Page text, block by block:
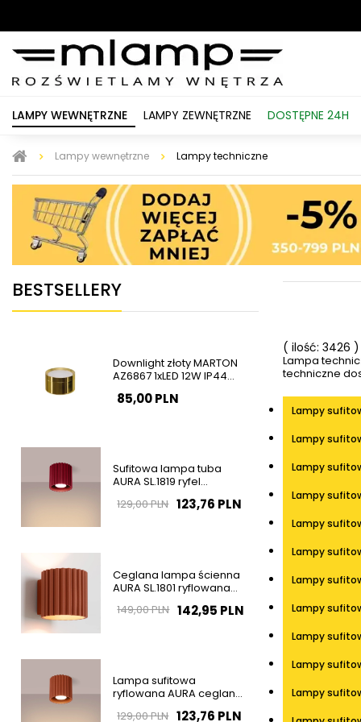
LAMPY WEWNĘTRZNE LAMPY ZEWNĘTRZNE DOSTĘPNE 24H
Lampy wewnętrzne Lampy techniczne
BESTSELLERY
Downlight złoty MARTON
AZ6867 1xLED 12W IP44
85,00 PLN
Sufitowa lampa tuba
AURA SL.1819 ryfel
123,76 PLN
129,00 PLN
Ceglana lampa ścienna
AURA SL.1801 ryflowana
142,95 PLN
149,00 PLN
Lampa sufitowa
ryflowana AURA ceglana
123,76 PLN
129,00 PLN
( ilość: 3426 )
Lampa
techniczne
Lampy
Lampy
Lampy
Lampy
Lampy
Lampy
Lampy
Lampy
Lampy
Lampy
Lampy